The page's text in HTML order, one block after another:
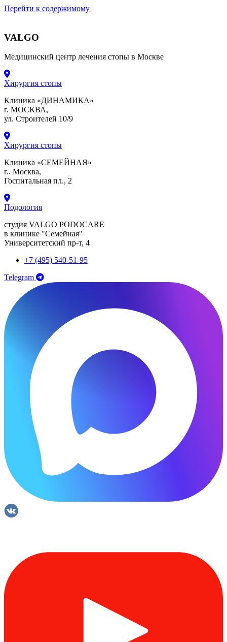
Перейти к содержимому
VALGO
Медицинский центр лечения стопы в Москве
Хирургия стопы
Клиника «ДИНАМИКА»
г. МОСКВА,
ул. Строителей 10/9
Хирургия стопы
Клиника «СЕМЕЙНАЯ»
г.. Москва,
Госпитальная пл., 2
Подология
студия VALGO PODOCARE
в клинике "Семейная"
Университетский пр-т, 4
+7 (495) 540-51-95
Telegram